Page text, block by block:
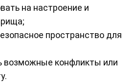
на настроение и
пространство для
конфликты или